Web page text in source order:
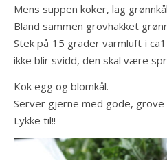
Mens suppen koker, lag
Bland sammen grovhakket
Stek på 15 grader varmluft i
ikke blir svidd, den skal være
Kok egg og blomkål.
Server gjerne med gode, grove
Lykke til!!